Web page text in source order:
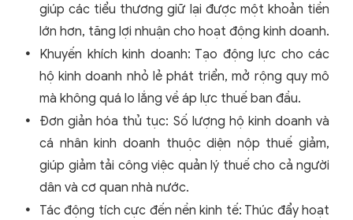
giúp các tiểu thương giữ lại được một khoản tiền
lớn hơn, tăng lợi nhuận cho hoạt động kinh doanh.
Khuyến khích kinh doanh: Tạo động lực cho các
hộ kinh doanh nhỏ lẻ phát triển, mở rộng quy mô
mà không quá lo lắng về áp lực thuế ban đầu.
Đơn giản hóa thủ tục: Số lượng hộ kinh doanh và
cá nhân kinh doanh thuộc diện nộp thuế giảm,
giúp giảm tải công việc quản lý thuế cho cả người
dân và cơ quan nhà nước.
Tác động tích cực đến nền kinh tế: Thúc đẩy hoạt